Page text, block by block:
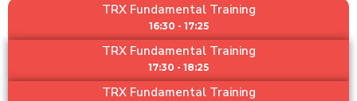
TRX Fundamental Training
16:30 - 17:25
TRX Fundamental Training
17:30 - 18:25
TRX Fundamental Training